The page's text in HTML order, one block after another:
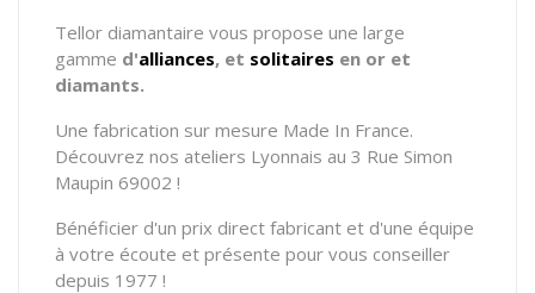
Tellor diamantaire vous propose une large
gamme d'alliances, et solitaires en or et
diamants.
Une fabrication sur mesure Made In France.
Découvrez nos ateliers Lyonnais au 3 Rue Simon
Maupin 69002 !
Bénéficier d'un prix direct fabricant et d'une équipe
à votre écoute et présente pour vous conseiller
depuis 1977 !